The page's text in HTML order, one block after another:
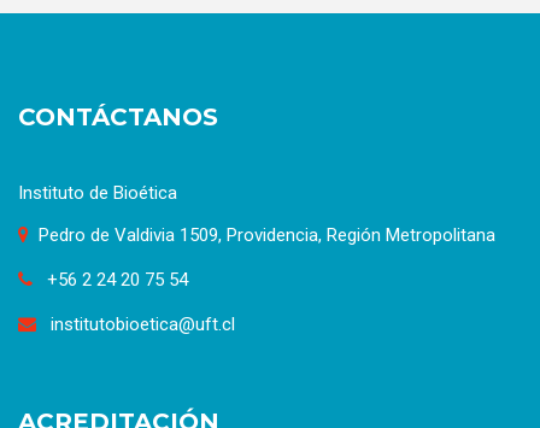
CONTÁCTANOS
Instituto de Bioética
Pedro de Valdivia 1509, Providencia, Región Metropolitana
+56 2 24 20 75 54
institutobioetica@uft.cl